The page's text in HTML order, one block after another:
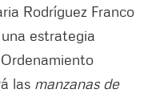
Rodríguez Franco
estrategia
las manzanas de